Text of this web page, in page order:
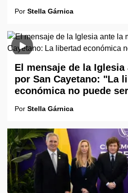
Por Stella Gárnica
El mensaje de la
por San Cayetano: "La
económica no puede
Por Stella Gárnica